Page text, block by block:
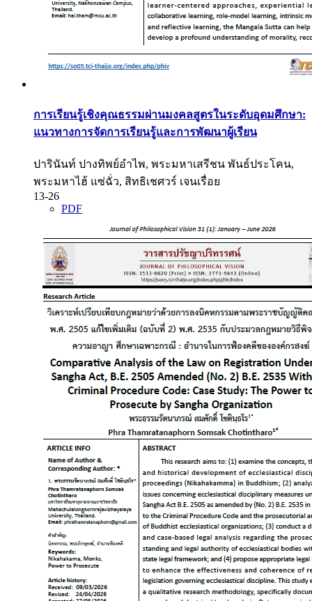
การเรียนรู้เชิงคุณธรรมผ่านมงคลสูตรในระดับอุดมศึกษา:
แนวทางการจัดการเรียนรู้และการพัฒนาผู้เรียน
ปารินันท์ ปางทิพย์อำไพ, พระมหาเสรีชน พันธ์ประโคน,
พระมหาไฮ้ แซ่ฉั่ว, สิทธิเชศวร์ เจนเรื่อย
13-26
PDF